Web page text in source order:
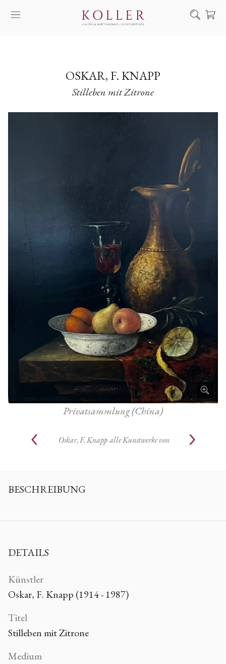
KÜNSTLER
KUNSTWERKE
AUKTION
Suche
OSKAR, F. KNAPP
Stilleben mit Zitrone
Privatsammlung (China)
Oskar, F. Knappalle Kunstwerke von
BESCHREIBUNG
DETAILS
Künstler
Oskar, F. Knapp (1914 - 1987)
Titel
Stilleben mit Zitrone
Medium